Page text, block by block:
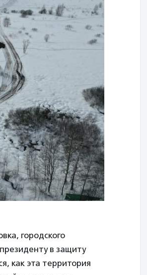
городского
в защиту
как эта территория